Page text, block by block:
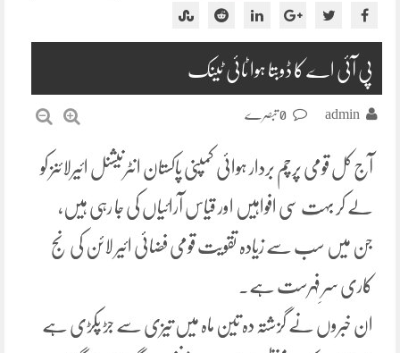
پی آئی اے کا ڈوبتا ہوا ٹائی ٹینک
admin
آج کل قومی پرچم بردار ہوائی کمپنی پاکستان انٹرنیشنل ائیرلائنز کو
لے کر بہت سی افواہیں اور قیاس آرائیاں کی جا رہی ہیں،
جن میں سب سے زیادہ تقویت قومی فضائی ائیر لائن کی نج
کاری سرِ فہرست ہے۔
ان خبروں نے گزشتہ دہ تین ماہ میں تیزی سے جڑ پکڑی ہے